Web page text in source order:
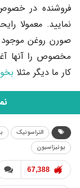
فروشنده در
نمایید. معمولا
صورن روغن موجود
مخصوص را آنها
کار ما دیگر مثلا
التراسونیک
یونیزاسیون
67,388